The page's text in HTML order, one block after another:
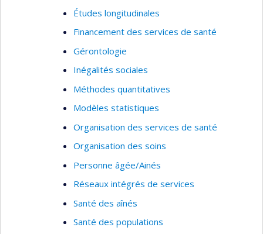
Études longitudinales
Financement des services de santé
Gérontologie
Inégalités sociales
Méthodes quantitatives
Modèles statistiques
Organisation des services de santé
Organisation des soins
Personne âgée/Ainés
Réseaux intégrés de services
Santé des aînés
Santé des populations